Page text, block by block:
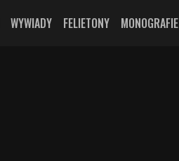
WYWIADY FELIETONY MONOGRAFIE